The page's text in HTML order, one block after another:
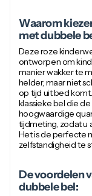
Waarom
met dubbele
Deze roze
ontworpen om
manier wakker te
helder, maar niet
op tijd uit bed
klassieke bel die
hoogwaardige
tijdmeting, zodat u
Het is de perfecte
zelfstandigheid te
De voordelen
dubbele bel: